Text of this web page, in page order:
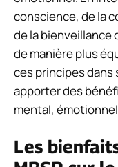
conscience, de la
de la bienveillance
de manière plus
ces principes
apporter des
mental,
Les